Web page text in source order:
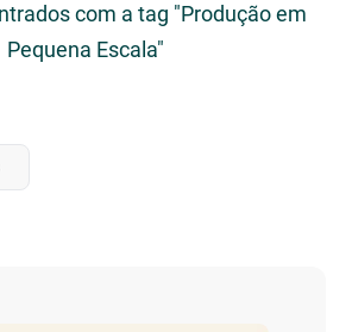
com a tag "Produção em
Pequena Escala"